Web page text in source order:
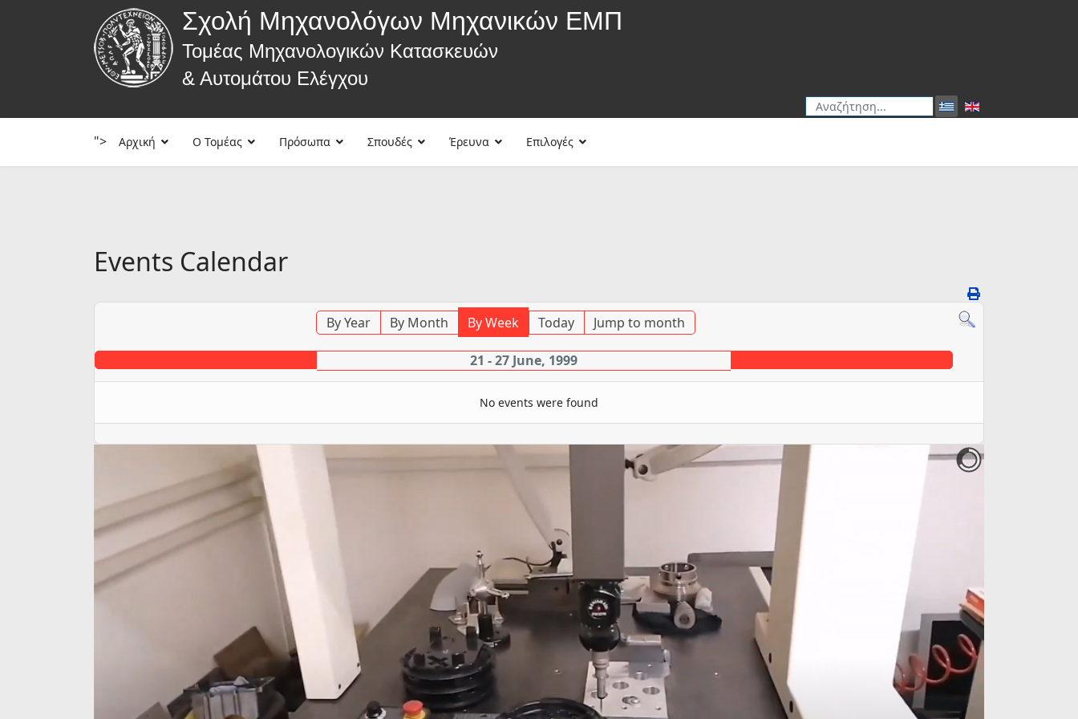
Σχολή Μηχανολόγων Μηχανικών ΕΜΠ
Τομέας Μηχανολογικών Κατασκευών
& Αυτομάτου Ελέγχου
Αναζήτηση
">
Αρχική Ο Τομέας Πρόσωπα Σπουδές Έρευνα Επιλογές
Events Calendar
By Year By Month By Week Today Jump to month
21 - 27 June, 1999
No events were found